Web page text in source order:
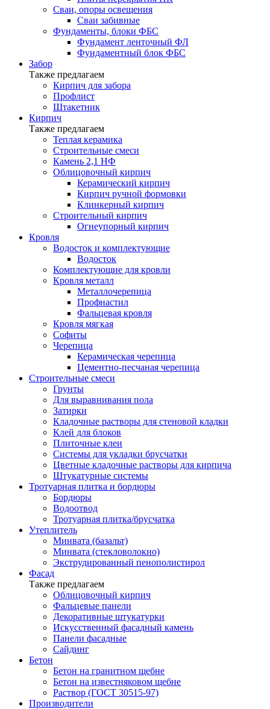
Сваи, опоры освещения
Сваи забивные
Фундаменты, блоки ФБС
Фундамент ленточный ФЛ
Фундаментный блок ФБС
Забор
Также предлагаем
Кирпич для забора
Профлист
Штакетник
Кирпич
Также предлагаем
Теплая керамика
Строительные смеси
Камень 2,1 НФ
Облицовочный кирпич
Керамический кирпич
Кирпич ручной формовки
Клинкерный кирпич
Строительный кирпич
Огнеупорный кирпич
Кровля
Водосток и комплектующие
Водосток
Комплектующие для кровли
Кровля металл
Металлочерепица
Профнастил
Фальцевая кровля
Кровля мягкая
Софиты
Черепица
Керамическая черепица
Цементно-песчаная черепица
Строительные смеси
Грунты
Для выравнивания пола
Затирки
Кладочные растворы для стеновой кладки
Клей для блоков
Плиточные клеи
Системы для укладки брусчатки
Цветные кладочные растворы для кирпича
Штукатурные системы
Тротуарная плитка и бордюры
Бордюры
Водоотвод
Тротуарная плитка/брусчатка
Утеплитель
Минвата (базальт)
Минвата (стекловолокно)
Экструдированный пенополистирол
Фасад
Также предлагаем
Облицовочный кирпич
Фальцевые панели
Декоративные штукатурки
Искусственный фасадный камень
Панели фасадные
Сайдинг
Бетон
Бетон на гранитном щебне
Бетон на известняковом щебне
Раствор (ГОСТ 30515-97)
Производители